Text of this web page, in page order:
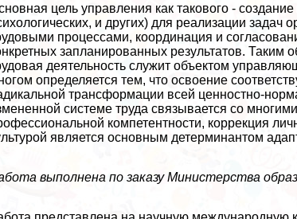
цель управления как такового -
и других) для реализации
процессами, координация и
запланированных результатов. Таким
деятельность служит объектом
определяется тем, что освоение
трaнcформации всей ценностно-
системе труда связывается со
компетентности, коррекция
является основным детерминантом
выполнена по заказу Министерства